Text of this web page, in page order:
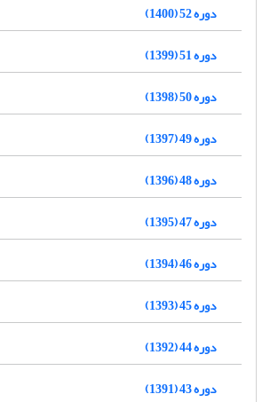
دوره 52 (1400)
دوره 51 (1399)
دوره 50 (1398)
دوره 49 (1397)
دوره 48 (1396)
دوره 47 (1395)
دوره 46 (1394)
دوره 45 (1393)
دوره 44 (1392)
دوره 43 (1391)